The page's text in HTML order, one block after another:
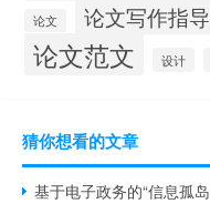
论文 论文写作指导
论文范文 设计
猜你想看的文章